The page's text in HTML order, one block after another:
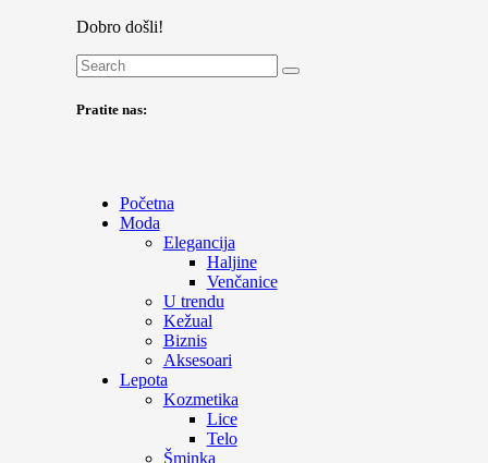
Dobro došli!
Pratite nas:
Početna
Moda
Elegancija
Haljine
Venčanice
U trendu
Kežual
Biznis
Aksesoari
Lepota
Kozmetika
Lice
Telo
Šminka